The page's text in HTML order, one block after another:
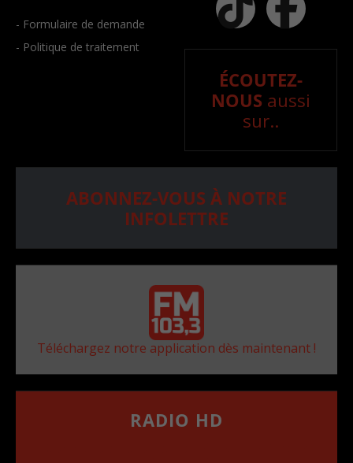
- Formulaire de demande
- Politique de traitement
ÉCOUTEZ-
NOUS aussi
sur..
ABONNEZ-VOUS À NOTRE
INFOLETTRE
Téléchargez notre application dès maintenant !
RADIO HD